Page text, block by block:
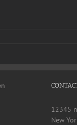
12345
New